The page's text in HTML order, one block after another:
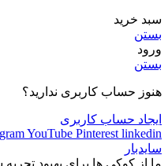
سبد خرید
بستن
ورود
بستن
هنوز حساب کاربری ندارید؟
ایجاد حساب کاربری
YouTube Pinterest linkedin
سایدبار